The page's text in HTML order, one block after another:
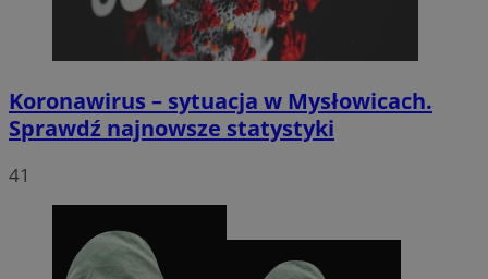
Koronawirus – sytuacja w Mysłowicach.
Sprawdź najnowsze statystyki
41
li_gc
.linkedin.com